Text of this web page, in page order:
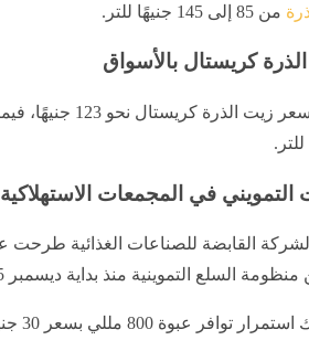
من 85 إلى 145 جنيهًا للتر.
كريستال بالأسواق
التمويني في المجمعات الاستهلاكية